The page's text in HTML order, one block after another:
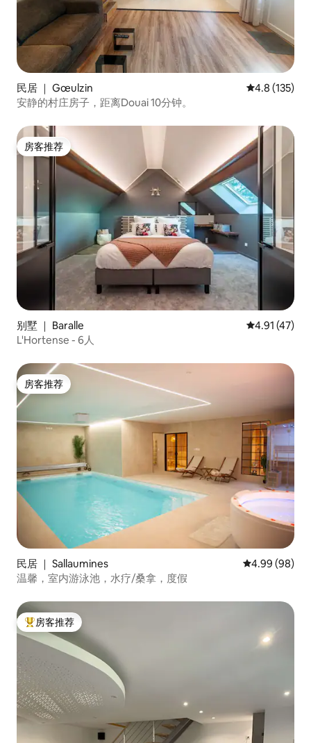
民居 ｜ Gœulzin 平均评分 4.8
4.8 (135)
安静的村庄房子，距离Douai 10分钟。
房客推荐
房客推荐
别墅 ｜ Baralle 平均评分
4.91 (47)
L'Hortense - 6人
房客推荐
房客推荐
民居 ｜ Sallaumines 平均评分 4.99
4.99 (98)
温馨，室内游泳池，水疗/桑拿，度假
热门「房客推荐」
房客推荐